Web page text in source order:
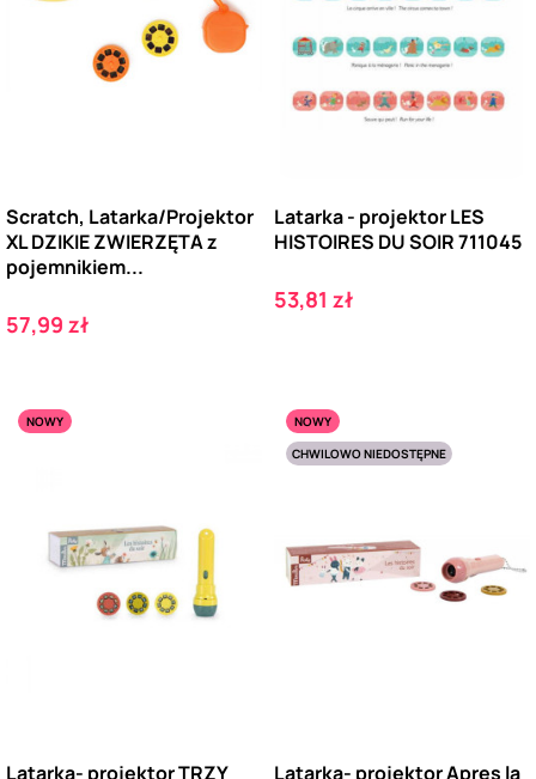
Scratch, Latarka/Projektor
XL DZIKIE ZWIERZĘTA z
pojemnikiem...
Cena
57,99 zł
Latarka - projektor LES
HISTOIRES DU SOIR 711045
Cena
53,81 zł
NOWY
Latarka- projektor TRZY
NOWY
CHWILOWO NIEDOSTĘPNE
Latarka- projektor Apres la